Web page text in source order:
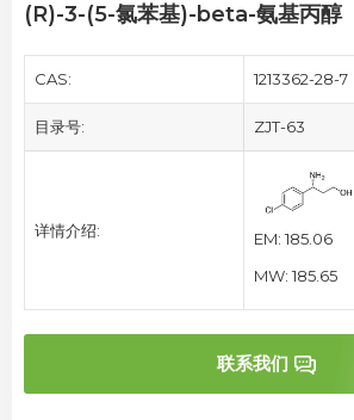
(R)-3-(5-氯苯基)-beta-氨基丙醇
CAS: 1213362-28-7
目录号: ZJT-63
详情介绍:
EM: 185.06
MW: 185.65
联系我们